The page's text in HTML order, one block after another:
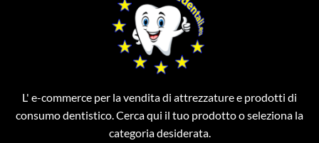
L' e-commerce per la vendita di attrezzature e prodotti di
consumo dentistico. Cerca qui il tuo prodotto o seleziona la
categoria desiderata.